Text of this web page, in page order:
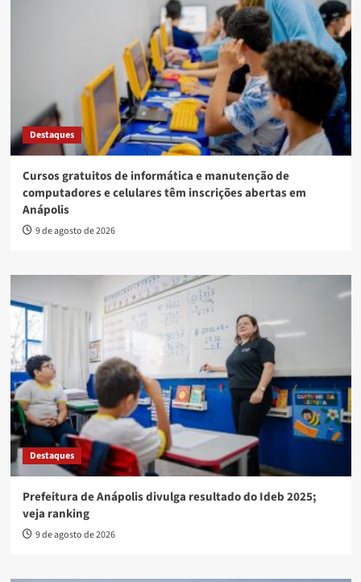
Destaques
Cursos gratuitos de informática e manutenção de
computadores e celulares têm inscrições abertas em
Anápolis
9 de agosto de 2026
Destaques
Prefeitura de Anápolis divulga resultado do Ideb 2025;
veja ranking
9 de agosto de 2026